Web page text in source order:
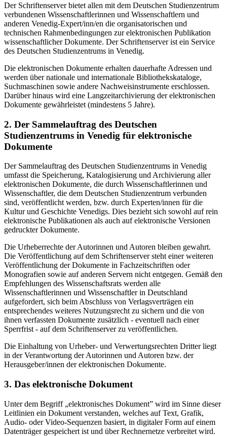
Der Schriftenserver bietet allen mit dem Deutschen Studienzentrum
verbundenen Wissenschaftlerinnen und Wissenschaftlern und
anderen Venedig-Expert/inn/en die organisatorischen und
technischen Rahmenbedingungen zur elektronischen Publikation
wissenschaftlicher Dokumente. Der Schriftenserver ist ein Service
des Deutschen Studienzentrums in Venedig.
Die elektronischen Dokumente erhalten dauerhafte Adressen und
werden über nationale und internationale Bibliothekskataloge,
Suchmaschinen sowie andere Nachweisinstrumente erschlossen.
Darüber hinaus wird eine Langzeitarchivierung der elektronischen
Dokumente gewährleistet (mindestens 5 Jahre).
2. Der Sammelauftrag des Deutschen
Studienzentrums in Venedig für elektronische
Dokumente
Der Sammelauftrag des Deutschen Studienzentrums in Venedig
umfasst die Speicherung, Katalogisierung und Archivierung aller
elektronischen Dokumente, die durch Wissenschaftlerinnen und
Wissenschaftler, die dem Deutschen Studienzentrum verbunden
sind, veröffentlicht werden, bzw. durch Experten/innen für die
Kultur und Geschichte Venedigs. Dies bezieht sich sowohl auf rein
elektronische Publikationen als auch auf elektronische Versionen
gedruckter Dokumente.
Die Urheberrechte der Autorinnen und Autoren bleiben gewahrt.
Die Veröffentlichung auf dem Schriftenserver steht einer weiteren
Veröffentlichung der Dokumente in Fachzeitschriften oder
Monografien sowie auf anderen Servern nicht entgegen. Gemäß den
Empfehlungen des Wissenschaftsrats werden alle
Wissenschaftlerinnen und Wissenschaftler in Deutschland
aufgefordert, sich beim Abschluss von Verlagsverträgen ein
entsprechendes weiteres Nutzungsrecht zu sichern und die von
ihnen verfassten Dokumente zusätzlich - eventuell nach einer
Sperrfrist - auf dem Schriftenserver zu veröffentlichen.
Die Einhaltung von Urheber- und Verwertungsrechten Dritter liegt
in der Verantwortung der Autorinnen und Autoren bzw. der
Herausgeber/innen der elektronischen Dokumente.
3. Das elektronische Dokument
Unter dem Begriff „elektronisches Dokument” wird im Sinne dieser
Leitlinien ein Dokument verstanden, welches auf Text, Grafik,
Audio- oder Video-Sequenzen basiert, in digitaler Form auf einem
Datenträger gespeichert ist und über Rechnernetze verbreitet wird.